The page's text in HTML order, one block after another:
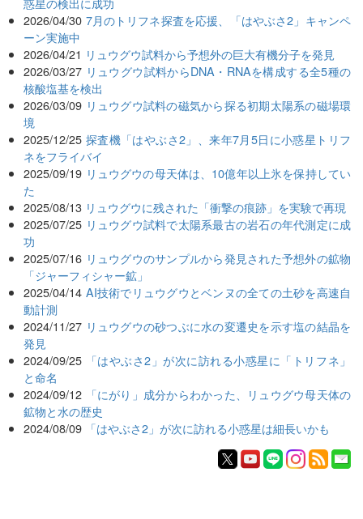
2026/04/30 7月のトリフネ探査を応援、「はやぶさ2」キャンペ
ーン実施中
2026/04/21 リュウグウ試料から予想外の巨大有機分子を発見
2026/03/27 リュウグウ試料からDNA・RNAを構成する全5種の
核酸塩基を検出
2026/03/09 リュウグウ試料の磁気から探る初期太陽系の磁場環
境
2025/12/25 探査機「はやぶさ2」、来年7月5日に小惑星トリフ
ネをフライバイ
2025/09/19 リュウグウの母天体は、10億年以上氷を保持してい
た
2025/08/13 リュウグウに残された「衝撃の痕跡」を実験で再現
2025/07/25 リュウグウ試料で太陽系最古の岩石の年代測定に成
功
2025/07/16 リュウグウのサンプルから発見された予想外の鉱物
「ジャーフィシャー鉱」
2025/04/14 AI技術でリュウグウとベンヌの全ての土砂を高速自
動計測
2024/11/27 リュウグウの砂つぶに水の変遷史を示す塩の結晶を
発見
2024/09/25
「はやぶさ2」が次に訪れる小惑星に「トリフネ」
と命名
2024/09/12
「にがり」成分からわかった、リュウグウ母天体の
鉱物と水の歴史
2024/08/09 「はやぶさ2」が次に訪れる小惑星は細長いかも